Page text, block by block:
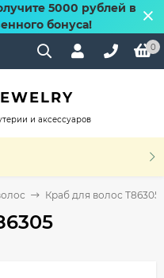
5000 рублей в
бонуса!
0
и аксессуаров
Краб для волос T86305